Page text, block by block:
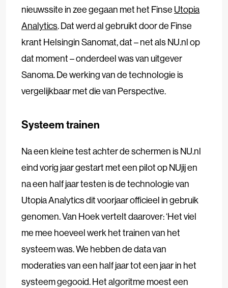
nieuwssite in zee gegaan met het Finse Utopia
Analytics. Dat werd al gebruikt door de Finse
krant Helsingin Sanomat, dat – net als NU.nl op
dat moment – onderdeel was van uitgever
Sanoma. De werking van de technologie is
vergelijkbaar met die van Perspective.
Systeem trainen
Na een kleine test achter de schermen is NU.nl
eind vorig jaar gestart met een pilot op NUjij en
na een half jaar testen is de technologie van
Utopia Analytics dit voorjaar officieel in gebruik
genomen. Van Hoek vertelt daarover: ‘Het viel
me mee hoeveel werk het trainen van het
systeem was. We hebben de data van
moderaties van een half jaar tot een jaar in het
systeem gegooid. Het algoritme moest een